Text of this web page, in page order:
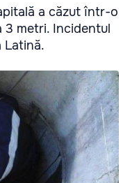
a căzut într-o
3 metri. Incidentul
Latină.